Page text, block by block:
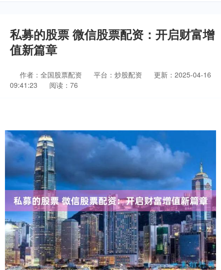
私募的股票 微信股票配资：开启财富增
值新篇章
作者：全国股票配资 平台：炒股配资
更新：2025-04-16
09:41:23
阅读：76